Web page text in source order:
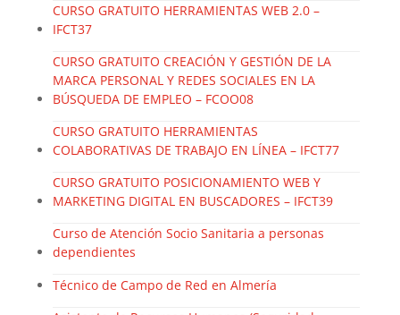
CURSO GRATUITO HERRAMIENTAS WEB 2.0 –
IFCT37
CURSO GRATUITO CREACIÓN Y GESTIÓN DE LA
MARCA PERSONAL Y REDES SOCIALES EN LA
BÚSQUEDA DE EMPLEO – FCOO08
CURSO GRATUITO HERRAMIENTAS
COLABORATIVAS DE TRABAJO EN LÍNEA – IFCT77
CURSO GRATUITO POSICIONAMIENTO WEB Y
MARKETING DIGITAL EN BUSCADORES – IFCT39
Curso de Atención Socio Sanitaria a personas
dependientes
Técnico de Campo de Red en Almería